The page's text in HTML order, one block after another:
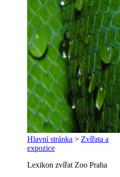
Hlavní stránka > Zvířata a
expozice
Lexikon zvířat Zoo Praha